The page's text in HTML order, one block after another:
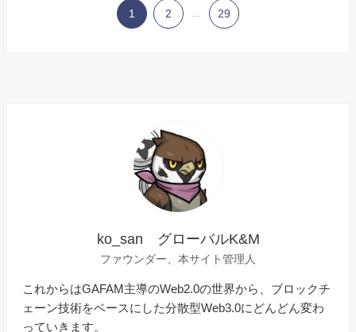
1 2 29
ko_san グローバルK&M
ファウンダー、本サイト管理人
これからはGAFAM主導のWeb2.0の世界から、ブロックチ
ェーン技術をベースにした分散型Web3.0にどんどん変わ
っていきます。